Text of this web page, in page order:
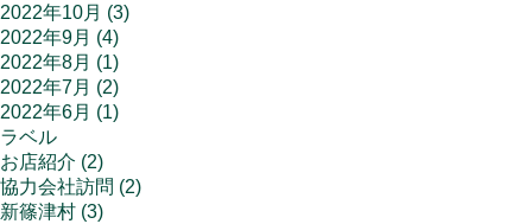
2022年10月 (3)
2022年9月 (4)
2022年8月 (1)
2022年7月 (2)
2022年6月 (1)
ラベル
お店紹介 (2)
協力会社訪問 (2)
新篠津村 (3)